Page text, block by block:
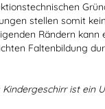
stellen somit
Rändern kann
Faltenbildung
ist ein